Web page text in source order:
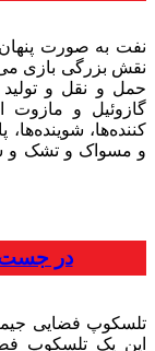
نفت به صورت
نقش بزرگی بازی
حمل و نقل و تولید
گازوئیل و مازوت
کننده‌ها،
و مسواک و تشک و
در
این یک تلسکوپ